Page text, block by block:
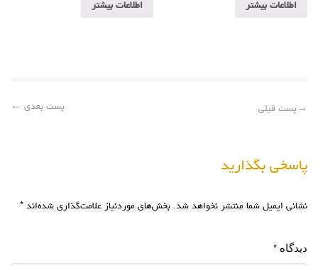
اطلاعات بیشتر اطلاعات بیشتر
→ پست قبلی پست بعدی ←
پاسخی بگذارید
نشانی ایمیل شما منتشر نخواهد شد. بخش‌های موردنیاز علامت‌گذاری شده‌اند *
دیدگاه *